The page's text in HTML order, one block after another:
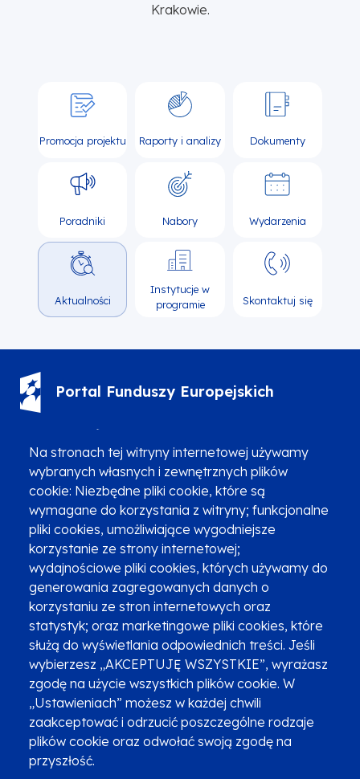
Na stronach tej witryny internetowej używamy
wybranych własnych i zewnętrznych plików
cookie: Niezbędne pliki cookie, które są
wymagane do korzystania z witryny; funkcjonalne
pliki cookies, umożliwiające wygodniejsze
korzystanie ze strony internetowej;
wydajnościowe pliki cookies, których używamy do
generowania zagregowanych danych o
korzystaniu ze stron internetowych oraz
statystyk; oraz marketingowe pliki cookies, które
służą do wyświetlania odpowiednich treści. Jeśli
wybierzesz „AKCEPTUJĘ WSZYSTKIE”, wyrażasz
zgodę na użycie wszystkich plików cookie. W
„Ustawieniach” możesz w każdej chwili
zaakceptować i odrzucić poszczególne rodzaje
plików cookie oraz odwołać swoją zgodę na
przyszłość.
Krakowie.
Promocja projektu Raporty i analizy Dokumenty
Poradniki Nabory Wydarzenia
Aktualności
Instytucje w
programie
Skontaktuj się
Portal Funduszy Europejskich
Zgłoszenia podejrzenia niezgodności z KPP i KPON
Newsletter
Fundusze SMS-em
Najczęściej zadawane pytania
Promocja projektu
Zobacz inne programy
Poznaj Fundusze 2014-2020
Deklaracja dostępności
Polityka prywatności
Przetwarzanie danych osobowych
Zgłoś błąd Mapa strony